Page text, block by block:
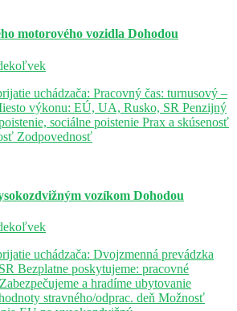
motorového vozidla Dohodou
uchádzača: Pracovný čas: turnusový –
výkonu: EÚ, UA, Rusko, SR Penzijný
sociálne poistenie Prax a skúsenosť
Zodpovednosť
vozíkom Dohodou
uchádzača: Dvojzmenná prevádzka
Bezplatne poskytujeme: pracovné
a hradíme ubytovanie
stravného/odprac. deň Možnosť